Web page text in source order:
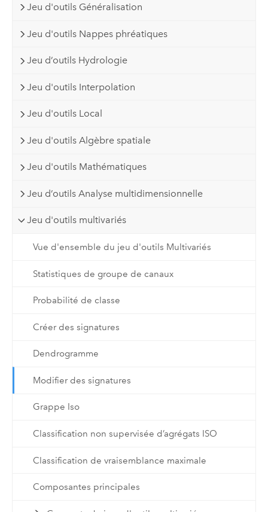
Jeu d'outils Généralisation
Jeu d'outils Nappes phréatiques
Jeu d’outils Hydrologie
Jeu d'outils Interpolation
Jeu d'outils Local
Jeu d'outils Algèbre spatiale
Jeu d'outils Mathématiques
Jeu d’outils Analyse multidimensionnelle
Jeu d'outils multivariés
Vue d'ensemble du jeu d'outils Multivariés
Statistiques de groupe de canaux
Probabilité de classe
Créer des signatures
Dendrogramme
Modifier des signatures
Grappe Iso
Classification non supervisée d’agrégats ISO
Classification de vraisemblance maximale
Composantes principales